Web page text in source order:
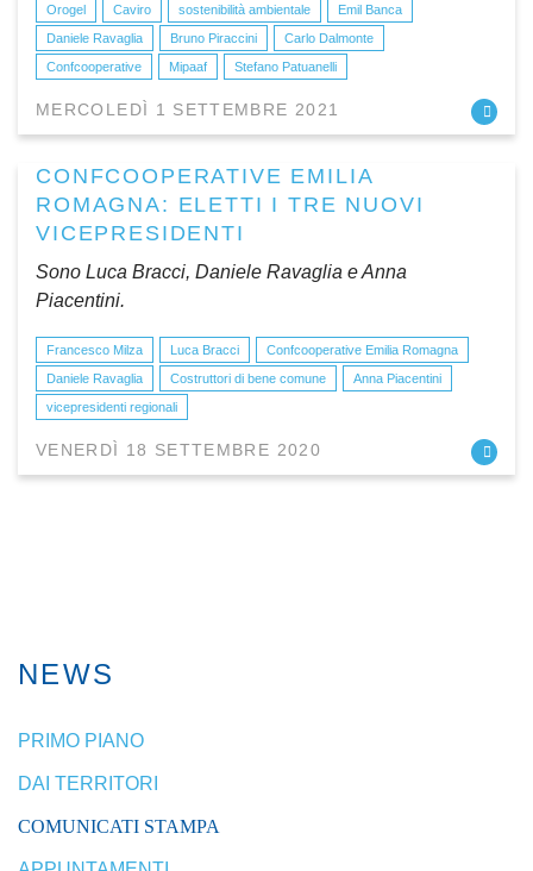
Orogel
Caviro sostenibilità ambientale
Emil Banca
Daniele Ravaglia
Bruno Piraccini
Carlo Dalmonte
Confcooperative
Mipaaf Stefano Patuanelli
MERCOLEDÌ 1 SETTEMBRE 2021
CONFCOOPERATIVE EMILIA
ROMAGNA: ELETTI I TRE NUOVI
VICEPRESIDENTI
Sono Luca Bracci, Daniele Ravaglia e Anna
Piacentini.
Francesco Milza Luca Bracci
Confcooperative Emilia Romagna
Daniele Ravaglia
Costruttori di bene comune
Anna Piacentini
vicepresidenti regionali
VENERDÌ 18 SETTEMBRE 2020
NEWS
PRIMO PIANO
DAI TERRITORI
COMUNICATI STAMPA